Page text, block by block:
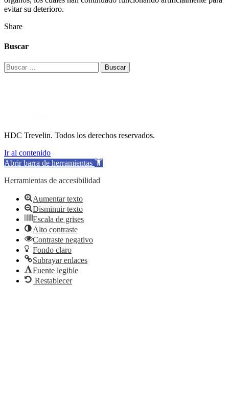
evitar su deterioro.
Share
Buscar
Buscar:
HDC Trevelin. Todos los derechos reservados.
Ir al contenido
Abrir barra de herramientas
Herramientas de accesibilidad
Aumentar texto
Disminuir texto
Escala de grises
Alto contraste
Contraste negativo
Fondo claro
Subrayar enlaces
Fuente legible
Restablecer